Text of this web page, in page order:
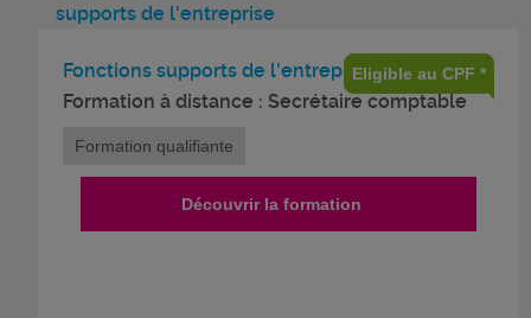
supports de l'entreprise
Fonctions supports de l'entreprise
Formation à distance : Secrétaire comptable
Eligible au CPF *
Formation qualifiante
Découvrir la formation